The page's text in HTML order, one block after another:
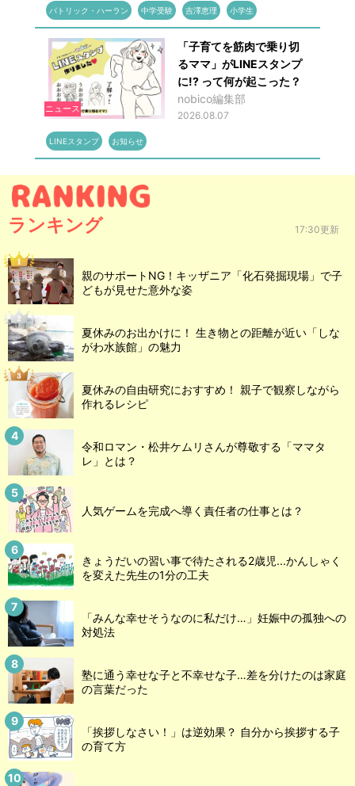
パトリック・ハーラン 中学受験 吉澤恵理 小学生
ニュース
「子育てを筋肉で乗り切
るママ」がLINEスタンプ
に!? って何が起こった？
nobico編集部
2026.08.07
LINEスタンプ お知らせ
ランキング 17:30更新
親のサポートNG！キッザニア「化石発掘現場」で子
どもが見せた意外な姿
夏休みのお出かけに！ 生き物との距離が近い「しな
がわ水族館」の魅力
夏休みの自由研究におすすめ！ 親子で観察しながら
作れるレシピ
令和ロマン・松井ケムリさんが尊敬する「ママタ
レ」とは？
人気ゲームを完成へ導く責任者の仕事とは？
きょうだいの習い事で待たされる2歳児...かんしゃく
を変えた先生の1分の工夫
「みんな幸せそうなのに私だけ…」妊娠中の孤独への
対処法
塾に通う幸せな子と不幸せな子…差を分けたのは家庭
の言葉だった
「挨拶しなさい！」は逆効果？ 自分から挨拶する子
の育て方